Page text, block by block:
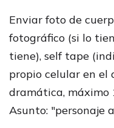
Enviar foto de
fotográfico (si lo
tiene), self tape
propio celular en el
dramática,
Asunto: "personaje